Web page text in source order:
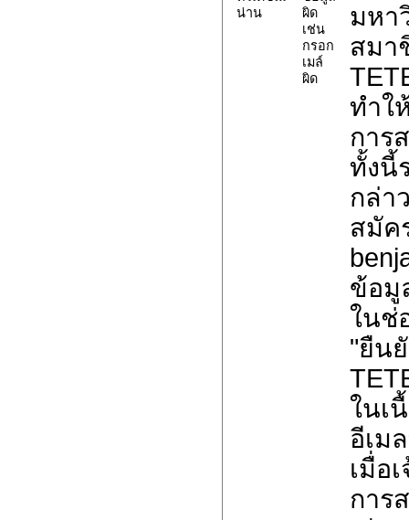
น่าน
ผิด
เช่น
กรอก
เมล์
ผิด
มหา
สมา
ทำใ
การ
ทั้งนี้
กล่า
สมัค
ข้อมู
ในช่
"ยืน
ในเ
อีเม
เมื่อ
การ